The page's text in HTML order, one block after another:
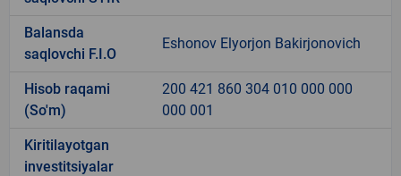
Balansda
saqlovchi F.I.O
Eshonov Elyorjon Bakirjonovich
Hisob raqami
(So'm)
200 421 860 304 010 000 000
000 001
Kiritilayotgan
investitsiyalar